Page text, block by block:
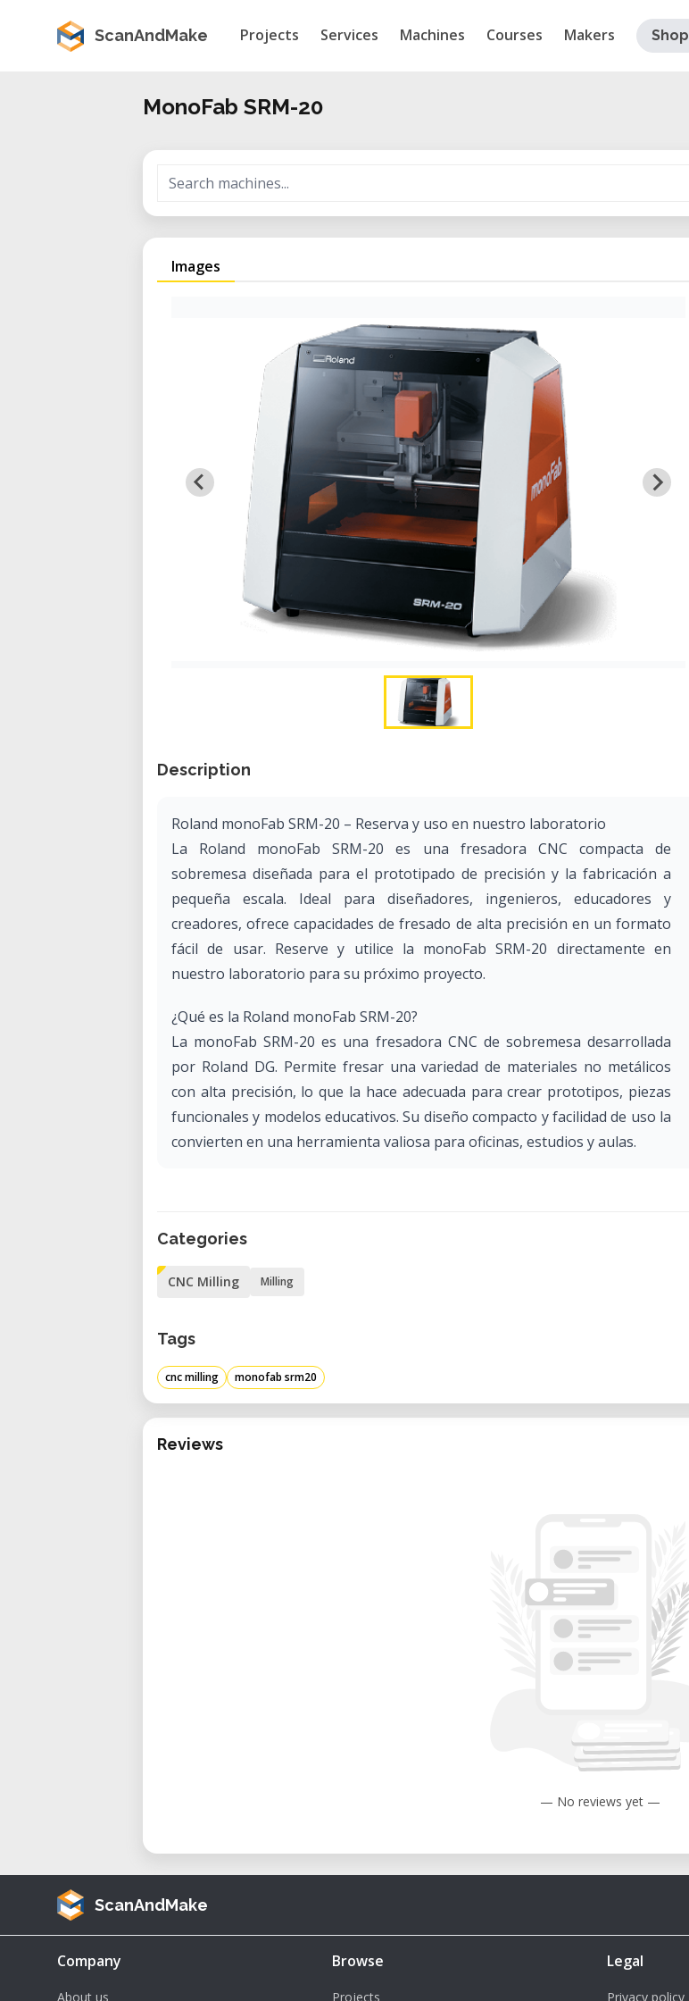
ScanAndMake Projects Services Machines Courses Makers Shop
MonoFab SRM-20
Images
Description
Roland monoFab SRM-20 – Reserva y uso en nuestro laboratorio
La Roland monoFab SRM-20 es una fresadora CNC compacta de
sobremesa diseñada para el prototipado de precisión y la fabricación a
pequeña escala. Ideal para diseñadores, ingenieros, educadores y
creadores, ofrece capacidades de fresado de alta precisión en un formato
fácil de usar. Reserve y utilice la monoFab SRM-20 directamente en
nuestro laboratorio para su próximo proyecto.
¿Qué es la Roland monoFab SRM-20?
La monoFab SRM-20 es una fresadora CNC de sobremesa desarrollada
por Roland DG. Permite fresar una variedad de materiales no metálicos
con alta precisión, lo que la hace adecuada para crear prototipos, piezas
funcionales y modelos educativos. Su diseño compacto y facilidad de uso la
convierten en una herramienta valiosa para oficinas, estudios y aulas.
acrílico y cera para modelar.
entorno práctico.
producción en masa.
• Fresado de PCB: Fabricar placas de circuitos impresos para proyectos
electrónicos.
• Diseño de joyería: Fresar modelos en cera para fundir piezas
personalizadas.
• Alta precisión: Resultados detallados con una resolución mecánica de
• Interfaz fácil de usar: Operación sencilla mediante el controlador VPanel.
• Compatibilidad con materiales: Fresado de diversos materiales no
• Materiales fresables: Cera para modelar, madera química, espuma,
acrílico, poliacetato, ABS, placas PCB
• Recorridos operativos X, Y, Z: 203.2 mm (X) x 152.4 mm (Y) x 60.5 mm (Z)
• Peso máximo del material: Hasta 2 kg
Categories
CNC Milling Milling
Tags
cnc milling monofab srm20
Reviews
— No reviews yet —
ScanAndMake
Company
About us
Browse
Projects
Legal
Privacy policy